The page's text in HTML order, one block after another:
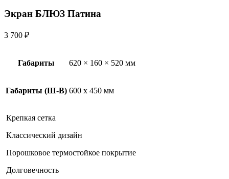
Экран БЛЮЗ Патина
3 700 ₽
Габариты 620 × 160 × 520 мм
Габариты (Ш-В) 600 х 450 мм
Крепкая сетка
Классический дизайн
Порошковое термостойкое покрытие
Долговечность